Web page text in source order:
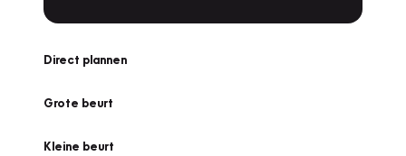
Direct plannen
Grote beurt
Kleine beurt